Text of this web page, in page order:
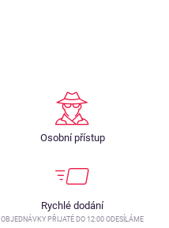
Osobní přístup
Rychlé dodání
OBJEDNÁVKY PŘIJATÉ DO 12:00 ODESÍLÁME